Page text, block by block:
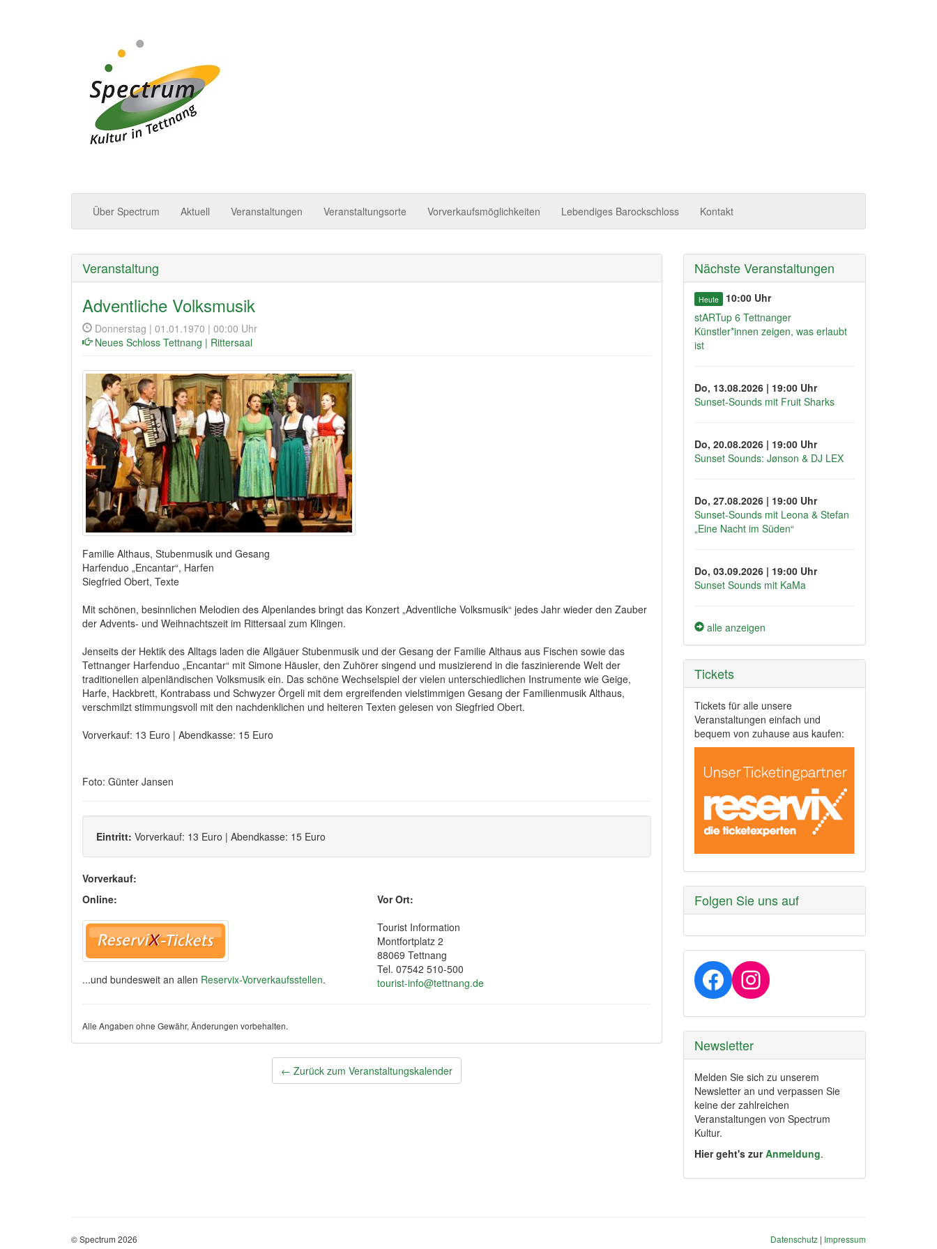
Spectrum | Kultur in Tettnang
Über Spectrum Aktuell Veranstaltungen Veranstaltungsorte Vorverkaufsmöglichkeiten Lebendiges Barockschloss Kontakt
Veranstaltung
Adventliche Volksmusik
Donnerstag | 01.01.1970 | 00:00 Uhr
Neues Schloss Tettnang | Rittersaal
Familie Althaus, Stubenmusik und Gesang
Harfenduo „Encantar“, Harfen
Siegfried Obert, Texte
Mit schönen, besinnlichen Melodien des Alpenlandes bringt das Konzert „Adventliche Volksmusik“ jedes Jahr wieder den Zauber
der Advents- und Weihnachtszeit im Rittersaal zum Klingen.
Jenseits der Hektik des Alltags laden die Allgäuer Stubenmusik und der Gesang der Familie Althaus aus Fischen sowie das
Tettnanger Harfenduo „Encantar“ mit Simone Häusler, den Zuhörer singend und musizierend in die faszinierende Welt der
traditionellen alpenländischen Volksmusik ein. Das schöne Wechselspiel der vielen unterschiedlichen Instrumente wie Geige,
Harfe, Hackbrett, Kontrabass und Schwyzer Örgeli mit dem ergreifenden vielstimmigen Gesang der Familienmusik Althaus,
verschmilzt stimmungsvoll mit den nachdenklichen und heiteren Texten gelesen von Siegfried Obert.
Vorverkauf: 13 Euro | Abendkasse: 15 Euro
Foto: Günter Jansen
Eintritt: Vorverkauf: 13 Euro | Abendkasse: 15 Euro
Vorverkauf:
Online:
...und bundesweit an allen Reservix-Vorverkaufsstellen.
Vor Ort:
Tourist Information
Montfortplatz 2
88069 Tettnang
Tel. 07542 510-500
tourist-info@tettnang.de
Alle Angaben ohne Gewähr, Änderungen vorbehalten.
← Zurück zum Veranstaltungskalender
Nächste Veranstaltungen
Heute
10:00 Uhr
stARTup 6 Tettnanger
Künstler*innen zeigen, was erlaubt
ist
Do, 13.08.2026 | 19:00 Uhr
Sunset-Sounds mit Fruit Sharks
Do, 20.08.2026 | 19:00 Uhr
Sunset Sounds: Jønson & DJ LEX
Do, 27.08.2026 | 19:00 Uhr
Sunset-Sounds mit Leona & Stefan
„Eine Nacht im Süden“
Do, 03.09.2026 | 19:00 Uhr
Sunset Sounds mit KaMa
alle anzeigen
Tickets
Tickets für alle unsere
Veranstaltungen einfach und
bequem von zuhause aus kaufen:
Folgen Sie uns auf
Facebook
Instagram
Newsletter
Melden Sie sich zu unserem
Newsletter an und verpassen Sie
keine der zahlreichen
Veranstaltungen von Spectrum
Kultur.
Hier geht's zurAnmeldung.
© Spectrum 2026 Datenschutz | Impressum